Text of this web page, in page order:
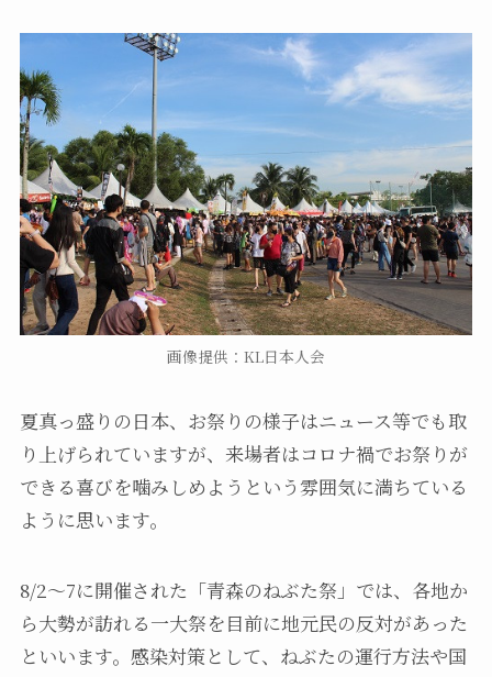
画像提供：KL日本人会
夏真っ盛りの日本、お祭りの様子はニュース等でも取
り上げられていますが、来場者はコロナ禍でお祭りが
できる喜びを噛みしめようという雰囲気に満ちている
ように思います。
8/2～7に開催された「青森のねぶた祭」では、各地か
ら大勢が訪れる一大祭を目前に地元民の反対があった
といいます。感染対策として、ねぶたの運行方法や国